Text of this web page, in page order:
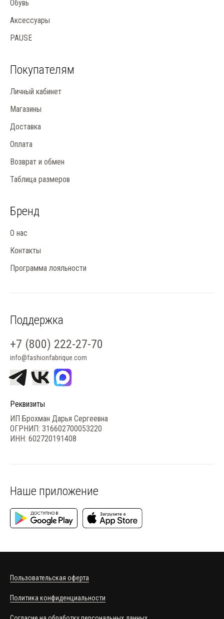
Обувь
Аксессуары
PAUSE
Покупателям
Личный кабинет
Магазины
Доставка
Оплата
Возврат и обмен
Таблица размеров
Бренд
О нас
Контакты
Программа лояльности
Наше приложение
Поддержка
+7 (800) 222-27-70
info@fashionfabrique.com
Реквизиты
ИП Брохман Дарья Сергеевна
ОГРНИП: 316602700053220
ИНН: 602720191408
Пользовательская оферта
Политика конфиденциальности